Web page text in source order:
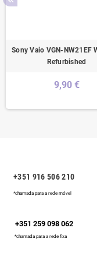
Sony Vaio VGN-NW21EF
Refurbished
9,90 €
+351 916 506 210
*chamada para a rede móvel
+351 259 098 062
*chamada para a rede fixa